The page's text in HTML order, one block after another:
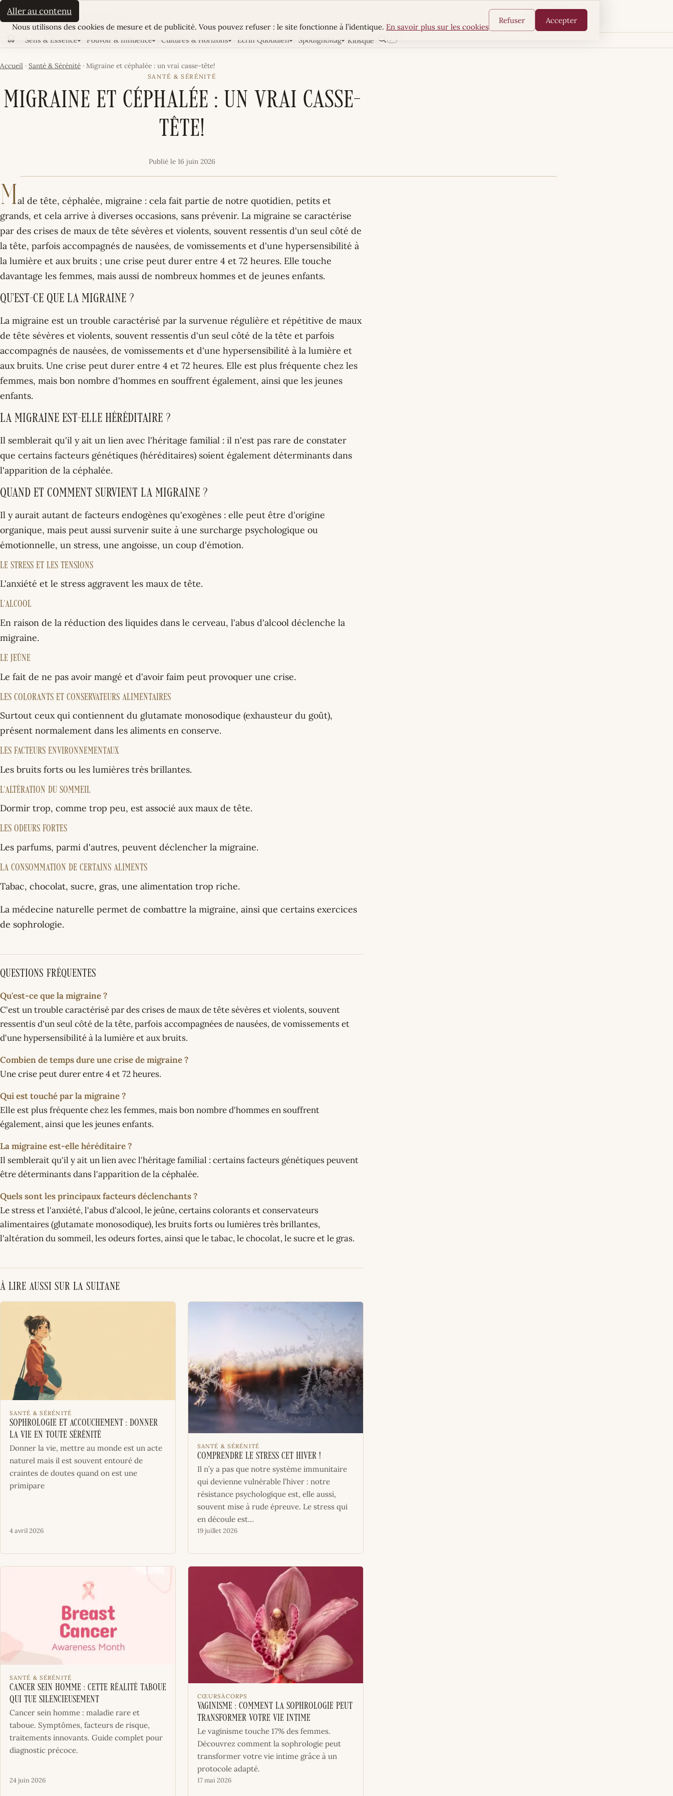
Aller au contenu
La Sultane
LE MAGAZINE FÉMININ TUNISIEN
AccueilSens & Essence Pouvoir & Influence Cultures & Horizons Écrin Quotidien SpotlightMag Kiosque Rechercher
Accueil · Santé & Sérénité · Migraine et céphalée : un vrai casse-tête!
SANTÉ & SÉRÉNITÉ
Migraine et céphalée : un vrai casse-
tête!
Publié le 16 juin 2026
Mal de tête, céphalée, migraine : cela fait partie de notre quotidien, petits et
grands, et cela arrive à diverses occasions, sans prévenir. La migraine se caractérise
par des crises de maux de tête sévères et violents, souvent ressentis d'un seul côté de
la tête, parfois accompagnés de nausées, de vomissements et d'une hypersensibilité à
la lumière et aux bruits ; une crise peut durer entre 4 et 72 heures. Elle touche
davantage les femmes, mais aussi de nombreux hommes et de jeunes enfants.
Qu'est-ce que la migraine ?
La migraine est un trouble caractérisé par la survenue régulière et répétitive de maux
de tête sévères et violents, souvent ressentis d'un seul côté de la tête et parfois
accompagnés de nausées, de vomissements et d'une hypersensibilité à la lumière et
aux bruits. Une crise peut durer entre 4 et 72 heures. Elle est plus fréquente chez les
femmes, mais bon nombre d'hommes en souffrent également, ainsi que les jeunes
enfants.
La migraine est-elle héréditaire ?
Il semblerait qu'il y ait un lien avec l'héritage familial : il n'est pas rare de constater
que certains facteurs génétiques (héréditaires) soient également déterminants dans
l'apparition de la céphalée.
Quand et comment survient la migraine ?
Il y aurait autant de facteurs endogènes qu'exogènes : elle peut être d'origine
organique, mais peut aussi survenir suite à une surcharge psychologique ou
émotionnelle, un stress, une angoisse, un coup d'émotion.
Le stress et les tensions
L'anxiété et le stress aggravent les maux de tête.
L'alcool
En raison de la réduction des liquides dans le cerveau, l'abus d'alcool déclenche la
migraine.
Le jeûne
Le fait de ne pas avoir mangé et d'avoir faim peut provoquer une crise.
Les colorants et conservateurs alimentaires
Surtout ceux qui contiennent du glutamate monosodique (exhausteur du goût),
présent normalement dans les aliments en conserve.
Les facteurs environnementaux
Les bruits forts ou les lumières très brillantes.
L'altération du sommeil
Dormir trop, comme trop peu, est associé aux maux de tête.
Les odeurs fortes
Les parfums, parmi d'autres, peuvent déclencher la migraine.
La consommation de certains aliments
Tabac, chocolat, sucre, gras, une alimentation trop riche.
La médecine naturelle permet de combattre la migraine, ainsi que certains exercices
de sophrologie.
Questions fréquentes
Qu'est-ce que la migraine ?
C'est un trouble caractérisé par des crises de maux de tête sévères et violents, souvent
ressentis d'un seul côté de la tête, parfois accompagnées de nausées, de vomissements et
d'une hypersensibilité à la lumière et aux bruits.
Combien de temps dure une crise de migraine ?
Une crise peut durer entre 4 et 72 heures.
Qui est touché par la migraine ?
Elle est plus fréquente chez les femmes, mais bon nombre d'hommes en souffrent
également, ainsi que les jeunes enfants.
La migraine est-elle héréditaire ?
Il semblerait qu'il y ait un lien avec l'héritage familial : certains facteurs génétiques peuvent
être déterminants dans l'apparition de la céphalée.
Quels sont les principaux facteurs déclenchants ?
Le stress et l'anxiété, l'abus d'alcool, le jeûne, certains colorants et conservateurs
alimentaires (glutamate monosodique), les bruits forts ou lumières très brillantes,
l'altération du sommeil, les odeurs fortes, ainsi que le tabac, le chocolat, le sucre et le gras.
À lire aussi sur La Sultane
SANTÉ & SÉRÉNITÉ
Sophrologie et accouchement : donner
la vie en toute sérénité
Donner la vie, mettre au monde est un acte
­naturel mais il est souvent entouré de
craintes de doutes quand on est une
primipare
4 avril 2026
SANTÉ & SÉRÉNITÉ
Comprendre le stress cet hiver !
Il n’y a pas que notre système immunitaire
qui devienne vulnérable l’hiver : notre
résistance psychologique est, elle aussi,
souvent mise à rude épreuve. Le stress qui
en découle est…
19 juillet 2026
SANTÉ & SÉRÉNITÉ
Cancer sein homme : cette réalité taboue
qui tue silencieusement
Cancer sein homme : maladie rare et
taboue. Symptômes, facteurs de risque,
traitements innovants. Guide complet pour
diagnostic précoce.
24 juin 2026
CŒURSÀCORPS
Vaginisme : Comment la Sophrologie peut
Transformer votre Vie Intime
Le vaginisme touche 17% des femmes.
Découvrez comment la sophrologie peut
transformer votre vie intime grâce à un
protocole adapté.
17 mai 2026
Cookies
Nous utilisons des cookies de mesure et de publicité. Vous pouvez refuser : le site fonctionne à l’identique. En savoir plus sur les cookies
Refuser Accepter